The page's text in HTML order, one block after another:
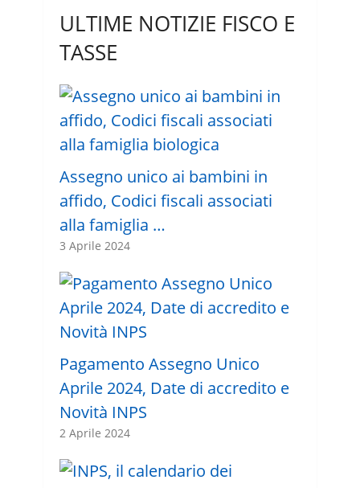
ULTIME NOTIZIE FISCO E
TASSE
Assegno unico ai bambini in
affido, Codici fiscali associati
alla famiglia …
3 Aprile 2024
Pagamento Assegno Unico
Aprile 2024, Date di accredito e
Novità INPS
2 Aprile 2024